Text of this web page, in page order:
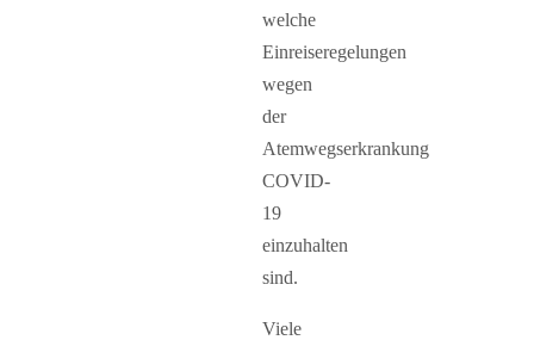
welche
Einreiseregelungen
wegen
der
Atemwegserkrankung
COVID-
19
einzuhalten
sind.
Viele